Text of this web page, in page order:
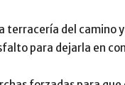
terracería del camino
para dejarla en